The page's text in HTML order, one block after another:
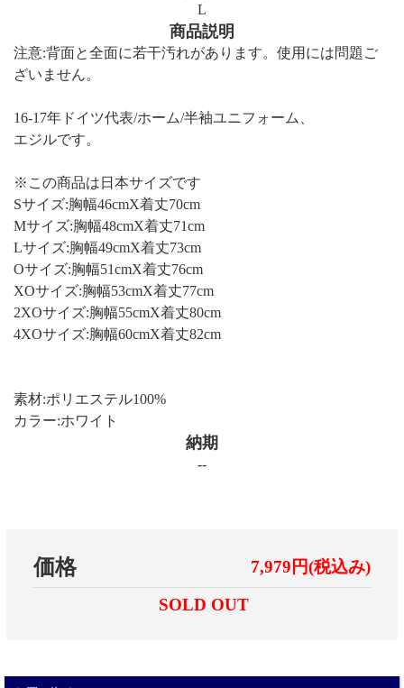
L
商品説明
注意:背面と全面に若干汚れがあります。使用には問題ご
ざいません。
16-17年ドイツ代表/ホーム/半袖ユニフォーム、
エジルです。
※この商品は日本サイズです
Sサイズ:胸幅46cmX着丈70cm
Mサイズ:胸幅48cmX着丈71cm
Lサイズ:胸幅49cmX着丈73cm
Oサイズ:胸幅51cmX着丈76cm
XOサイズ:胸幅53cmX着丈77cm
2XOサイズ:胸幅55cmX着丈80cm
4XOサイズ:胸幅60cmX着丈82cm
素材:ポリエステル100%
カラー:ホワイト
納期
--
価格
7,979円(税込み)
SOLD OUT